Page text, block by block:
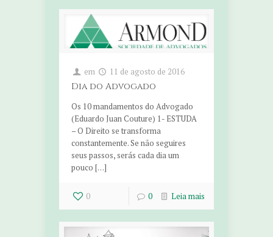
em 11 de agosto de 2016
Dia do Advogado
Os 10 mandamentos do Advogado
(Eduardo Juan Couture) 1- ESTUDA
– O Direito se transforma
constantemente. Se não seguires
seus passos, serás cada dia um
pouco […]
0 0 Leia mais